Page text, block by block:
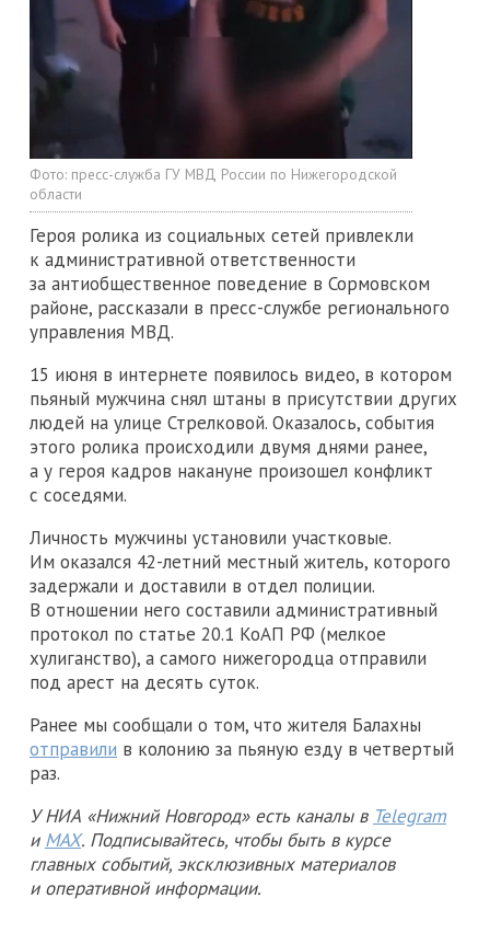
Фото: пресс-служба ГУ МВД России по Нижегородской
области
Героя ролика из социальных сетей привлекли
к административной ответственности
за антиобщественное поведение в Сормовском
районе, рассказали в пресс-службе регионального
управления МВД.
15 июня в интернете появилось видео, в котором
пьяный мужчина снял штаны в присутствии других
людей на улице Стрелковой. Оказалось, события
этого ролика происходили двумя днями ранее,
а у героя кадров накануне произошел конфликт
с соседями.
Личность мужчины установили участковые.
Им оказался 42-летний местный житель, которого
задержали и доставили в отдел полиции.
В отношении него составили административный
протокол по статье 20.1 КоАП РФ (мелкое
хулиганство), а самого нижегородца отправили
под арест на десять суток.
Ранее мы сообщали о том, что жителя Балахны
отправили в колонию за пьяную езду в четвертый
раз.
У НИА «Нижний Новгород» есть каналы в Telegram
и MAX. Подписывайтесь, чтобы быть в курсе
главных событий, эксклюзивных материалов
и оперативной информации.